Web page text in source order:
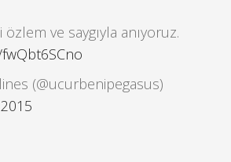
ve saygıyla anıyoruz.
(@ucurbenipegasus)